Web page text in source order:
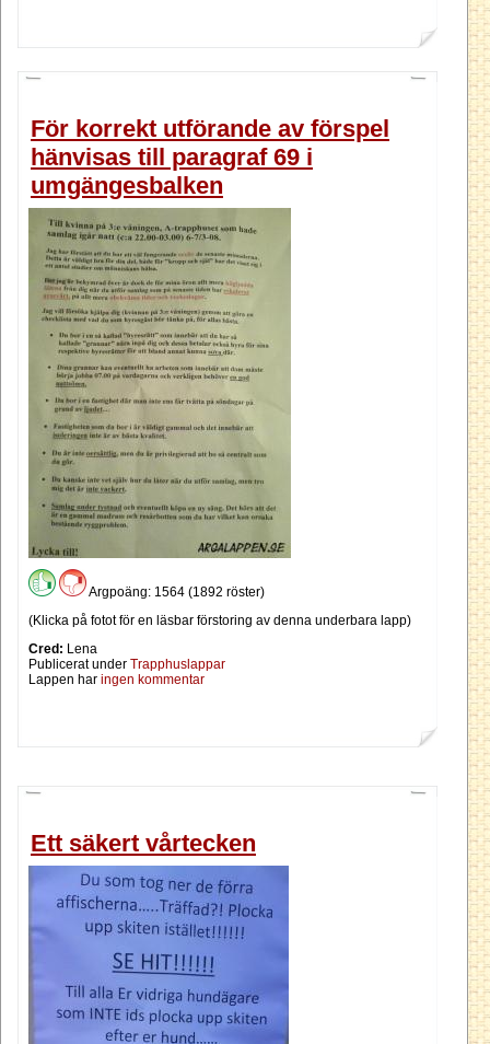
För korrekt utförande av förspel
hänvisas till paragraf 69 i
umgängesbalken
Argpoäng: 1564 (1892 röster)
(Klicka på fotot för en läsbar förstoring av denna underbara lapp)
Cred: Lena
Publicerat under Trapphuslappar
Lappen har ingen kommentar
Ett säkert vårtecken